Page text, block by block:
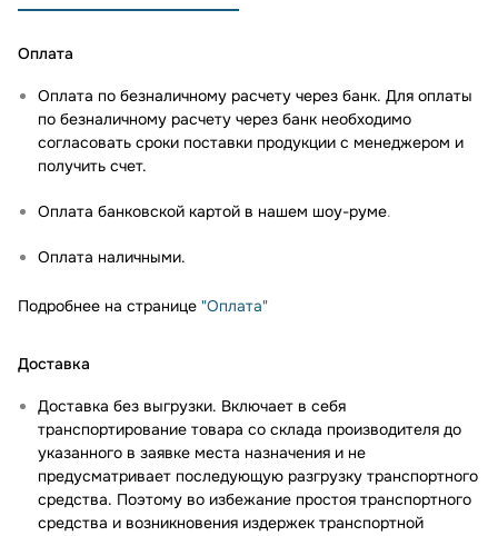
Оплата
Оплата по безналичному расчету через банк. Для оплаты
по безналичному расчету через банк необходимо
согласовать сроки поставки продукции с менеджером и
получить счет.
Оплата банковской картой в нашем шоу-руме.
Оплата наличными.
Подробнее на странице "Оплата"
Доставка
Доставка без выгрузки. Включает в себя
транспортирование товара со склада производителя до
указанного в заявке места назначения и не
предусматривает последующую разгрузку транспортного
средства. Поэтому во избежание простоя транспортного
средства и возникновения издержек транспортной